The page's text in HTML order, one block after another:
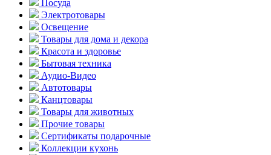
Посуда
Электротовары
Освещение
Товары для дома и декора
Красота и здоровье
Бытовая техника
Аудио-Видео
Автотовары
Канцтовары
Товары для животных
Прочие товары
Сертификаты подарочные
Коллекции кухонь